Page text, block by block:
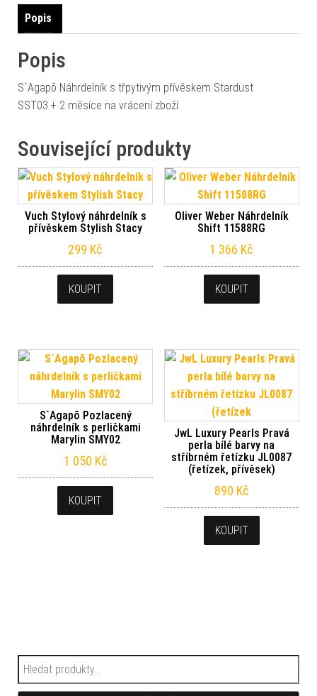
Popis
Popis
S`Agapõ Náhrdelník s třpytivým přívěskem Stardust
SST03 + 2 měsíce na vrácení zboží
Související produkty
Vuch Stylový náhrdelník s
přívěskem Stylish Stacy
299 Kč
KOUPIT
Oliver Weber Náhrdelník
Shift 11588RG
1 366 Kč
KOUPIT
S`Agapõ Pozlacený
náhrdelník s perličkami
Marylin SMY02
1 050 Kč
KOUPIT
JwL Luxury Pearls Pravá
perla bílé barvy na
stříbrném řetízku JL0087
(řetízek, přívěsek)
890 Kč
KOUPIT
Hledat: